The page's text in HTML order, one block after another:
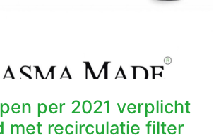
per 2021 verplicht
met recirculatie filter